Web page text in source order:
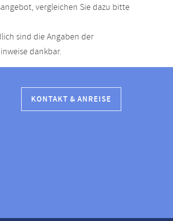
vergleichen Sie dazu bitte
sind die Angaben der
dankbar.
KONTAKT & ANREISE